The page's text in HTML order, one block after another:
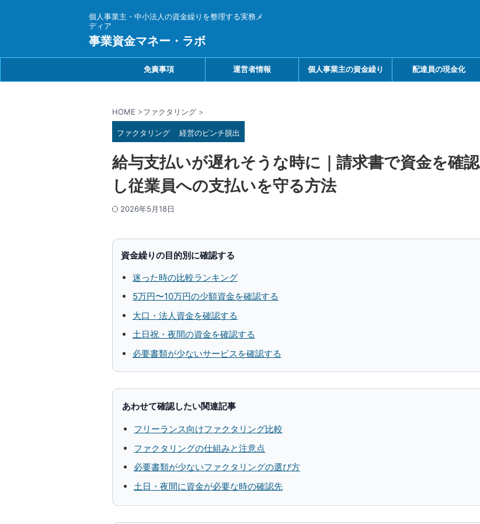
個人事業主・中小法人の資金繰りを整理する実務メ
ディア
事業資金マネー・ラボ
免責事項 運営者情報 個人事業主の資金繰り 配達員の現金化
HOME >ファクタリング >
ファクタリング 経営のピンチ脱出
給与支払いが遅れそうな時に｜請求書で資金を確認
し従業員への支払いを守る方法
2026年5月18日
資金繰りの目的別に確認する
迷った時の比較ランキング
5万円〜10万円の少額資金を確認する
大口・法人資金を確認する
土日祝・夜間の資金を確認する
必要書類が少ないサービスを確認する
あわせて確認したい関連記事
フリーランス向けファクタリング比較
ファクタリングの仕組みと注意点
必要書類が少ないファクタリングの選び方
土日・夜間に資金が必要な時の確認先